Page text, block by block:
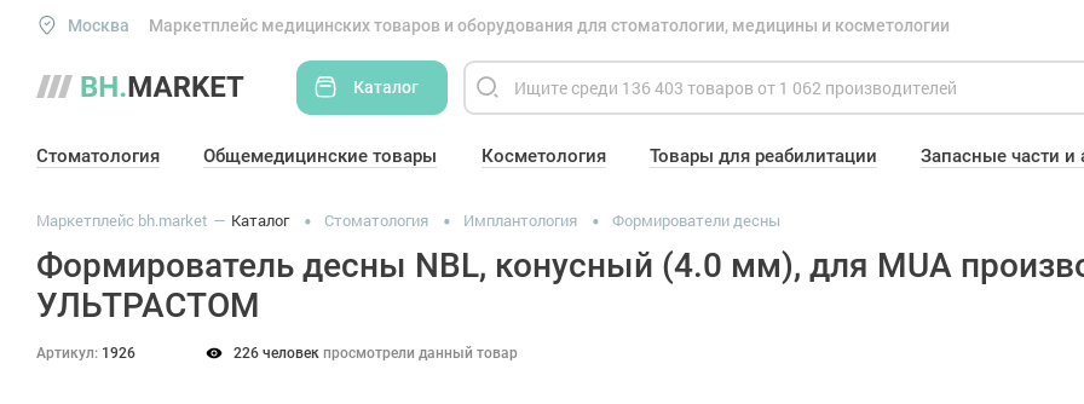
Москва Маркетплейс медицинских товаров и оборудования для стоматологии, медицины и косметологии
Каталог
Стоматология Общемедицинские товары Косметология Товары для реабилитации Запасные части и
Маркетплейс bh.market Каталог Стоматология Имплантология Формирователи десны
Формирователь десны NBL, конусный (4.0 мм), для MUA
УЛЬТРАСТОМ
Артикул: 1926 226 человек просмотрели данный товар